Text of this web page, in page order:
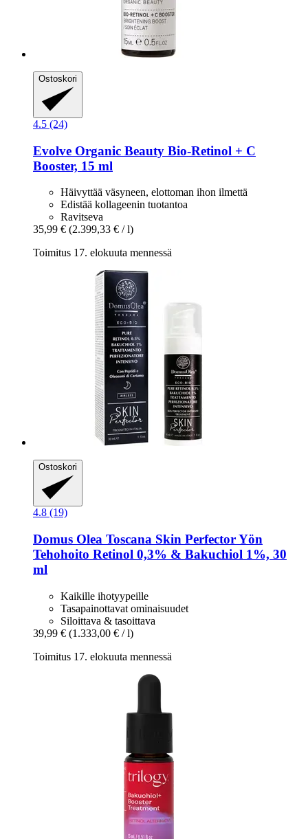
Ostoskori
4.5 (24)
Evolve Organic Beauty Bio-​Retinol + C
Booster, 15 ml
Häivyttää väsyneen, elottoman ihon ilmettä
Edistää kollageenin tuotantoa
Ravitseva
35,99 € (2.399,33 € / l)
Toimitus 17. elokuuta mennessä
Ostoskori
4.8 (19)
Domus Olea Toscana Skin Perfector Yön
Tehohoito Retinol 0,3% & Bakuchiol 1%, 30
ml
Kaikille ihotyypeille
Tasapainottavat ominaisuudet
Siloittava & tasoittava
39,99 € (1.333,00 € / l)
Toimitus 17. elokuuta mennessä